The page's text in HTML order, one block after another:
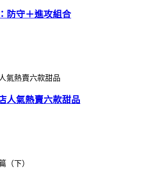
防守＋進攻組合
人氣熱賣六款甜品